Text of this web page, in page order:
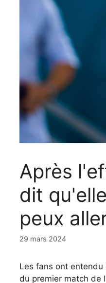
Après
dit
peux
29 mars 2024
Les fans ont entendu
du premier match de